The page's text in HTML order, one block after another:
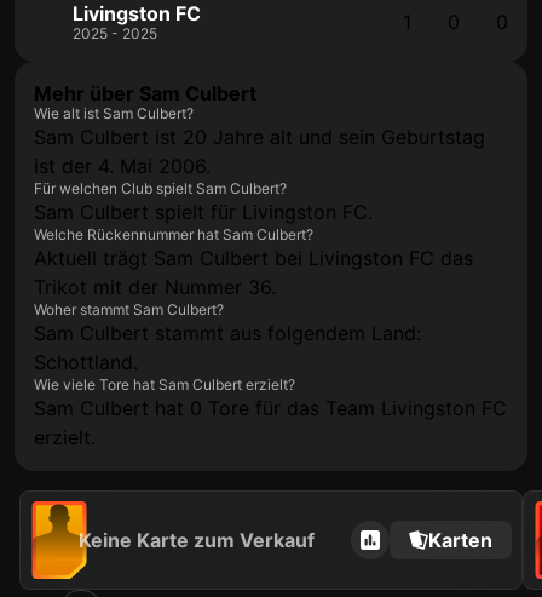
Livingston FC
2025 - 2025 1 0 0
Mehr über Sam Culbert
Wie alt ist Sam Culbert?
Sam Culbert ist 20 Jahre alt und sein Geburtstag
ist der 4. Mai 2006.
Für welchen Club spielt Sam Culbert?
Sam Culbert spielt für Livingston FC.
Welche Rückennummer hat Sam Culbert?
Aktuell trägt Sam Culbert bei Livingston FC das
Trikot mit der Nummer 36.
Woher stammt Sam Culbert?
Sam Culbert stammt aus folgendem Land:
Schottland.
Wie viele Tore hat Sam Culbert erzielt?
Sam Culbert hat 0 Tore für das Team Livingston FC
erzielt.
Keine Karte zum Verkauf Karten